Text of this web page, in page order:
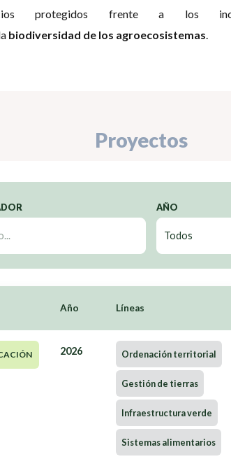
protegidos frente a los
biodiversidad de los agroecosistemas
Proyectos
AÑO
Año Líneas
2026 Ordenación territorial
Gestión de tierras
Infraestructura verde
Sistemas alimentarios